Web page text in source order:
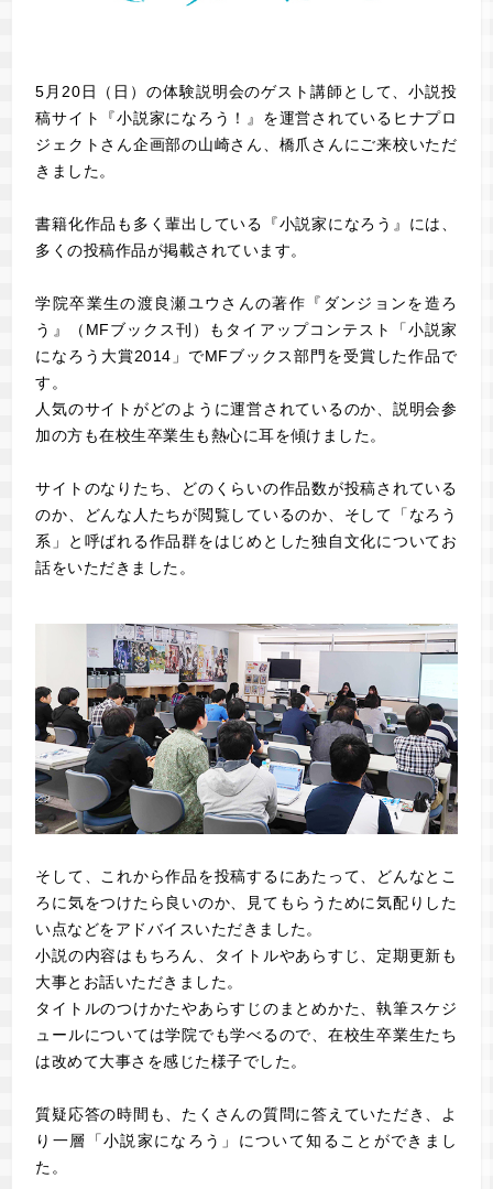
5月20日（日）の体験説明会のゲスト講師として、小説投
稿サイト『小説家になろう！』を運営されているヒナプロ
ジェクトさん企画部の山崎さん、橋爪さんにご来校いただ
きました。
書籍化作品も多く輩出している『小説家になろう』には、
多くの投稿作品が掲載されています。
学院卒業生の渡良瀬ユウさんの著作『ダンジョンを造ろ
う』（MFブックス刊）もタイアップコンテスト「小説家
になろう大賞2014」でMFブックス部門を受賞した作品で
す。
人気のサイトがどのように運営されているのか、説明会参
加の方も在校生卒業生も熱心に耳を傾けました。
サイトのなりたち、どのくらいの作品数が投稿されている
のか、どんな人たちが閲覧しているのか、そして「なろう
系」と呼ばれる作品群をはじめとした独自文化についてお
話をいただきました。
そして、これから作品を投稿するにあたって、どんなとこ
ろに気をつけたら良いのか、見てもらうために気配りした
い点などをアドバイスいただきました。
小説の内容はもちろん、タイトルやあらすじ、定期更新も
大事とお話いただきました。
タイトルのつけかたやあらすじのまとめかた、執筆スケジ
ュールについては学院でも学べるので、在校生卒業生たち
は改めて大事さを感じた様子でした。
質疑応答の時間も、たくさんの質問に答えていただき、よ
り一層「小説家になろう」について知ることができまし
た。